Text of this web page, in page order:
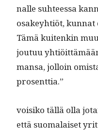
nalle suh­teessa
osakey­htiöt,
Tämä kuitenkin
joutuu
mansa, jol­loin
prosenttia.”
voisiko täl­lä olla
että suo­ma­laiset